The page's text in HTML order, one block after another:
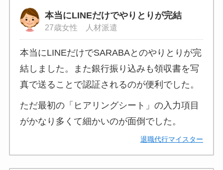
本当にLINEだけでやりとりが完結
27歳女性 人材派遣
本当にLINEだけでSARABAとのやりとりが完
結しました。また銀行振り込みも領収書を写
真で送ることで認証されるのが便利でした。
ただ最初の「ヒアリングシート」の入力項目
がかなり多くて細かいのが面倒でした。
退職代行マイスター